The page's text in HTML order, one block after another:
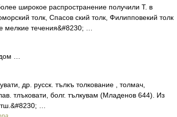
широкое распространение получили Т. в
толк, Спасов ский толк, Филипповекий толк
мелкие течения&#8230; …
…
др. русск. тълкъ толкование , толмач,
тлъковати, болг. тълкувам (Младенов 644). Из
…